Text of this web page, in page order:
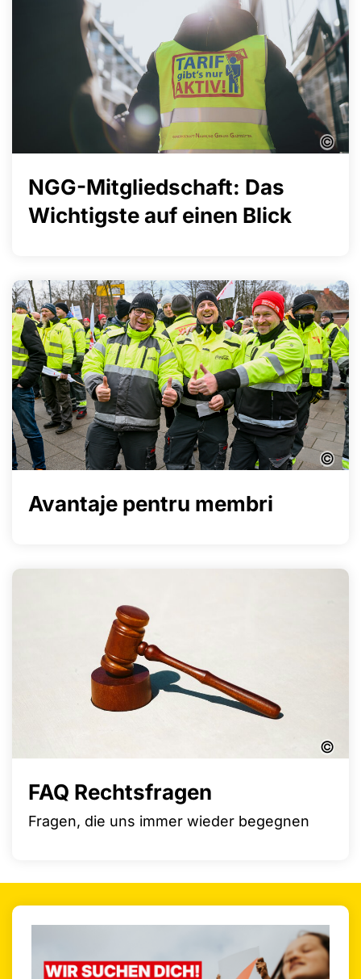
©
NGG-Mitgliedschaft: Das
Wichtigste auf einen Blick
©
Avantaje pentru membri
©
FAQ Rechtsfragen
Fragen, die uns immer wieder begegnen